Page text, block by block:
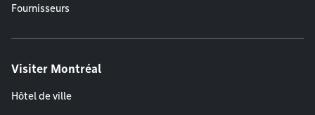
Fournisseurs
Visiter Montréal
Hôtel de ville